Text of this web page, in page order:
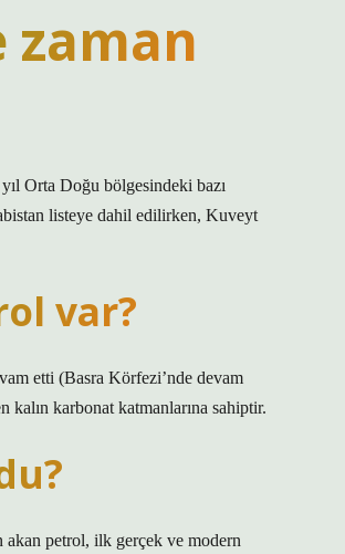
zaman
Orta Doğu bölgesindeki bazı
listeye dahil edilirken, Kuveyt
var?
etti (Basra Körfezi’nde devam
karbonat katmanlarına sahiptir.
akan petrol, ilk gerçek ve modern